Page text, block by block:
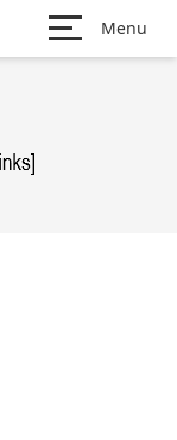
Menu